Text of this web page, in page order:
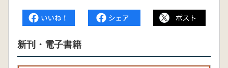
新刊・電子書籍